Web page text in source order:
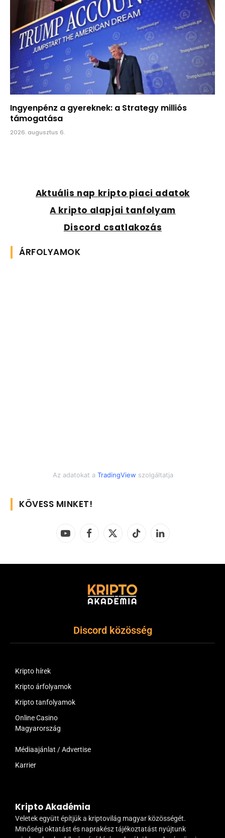
Ingyenpénz a gyereknek: a Strategy milliós
támogatása
2026. augusztus 6.
Aktuális nap kripto piaci adatok
A kripto alapjai tanfolyam
Discord csatlakozás
ÁRFOLYAMOK
Az adatokat a TradingView szolgáltatja
KÖVESS MINKET!
YouTubeFacebook
X
TikTok LinkedIn
Discord közösség
Kripto hírek
Kripto árfolyamok
Kripto tanfolyamok
Online Casino
Magyarország
Médiaajánlat / Advertise
Karrier
Kripto Akadémia
Veletek együtt építjük a kriptovilág magyar közösségét.
Minőségi oktatást és naprakész tájékoztatást nyújtunk